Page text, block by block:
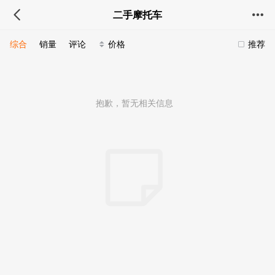
二手摩托车
推荐
综合 销量 评论 价格
抱歉，暂无相关信息